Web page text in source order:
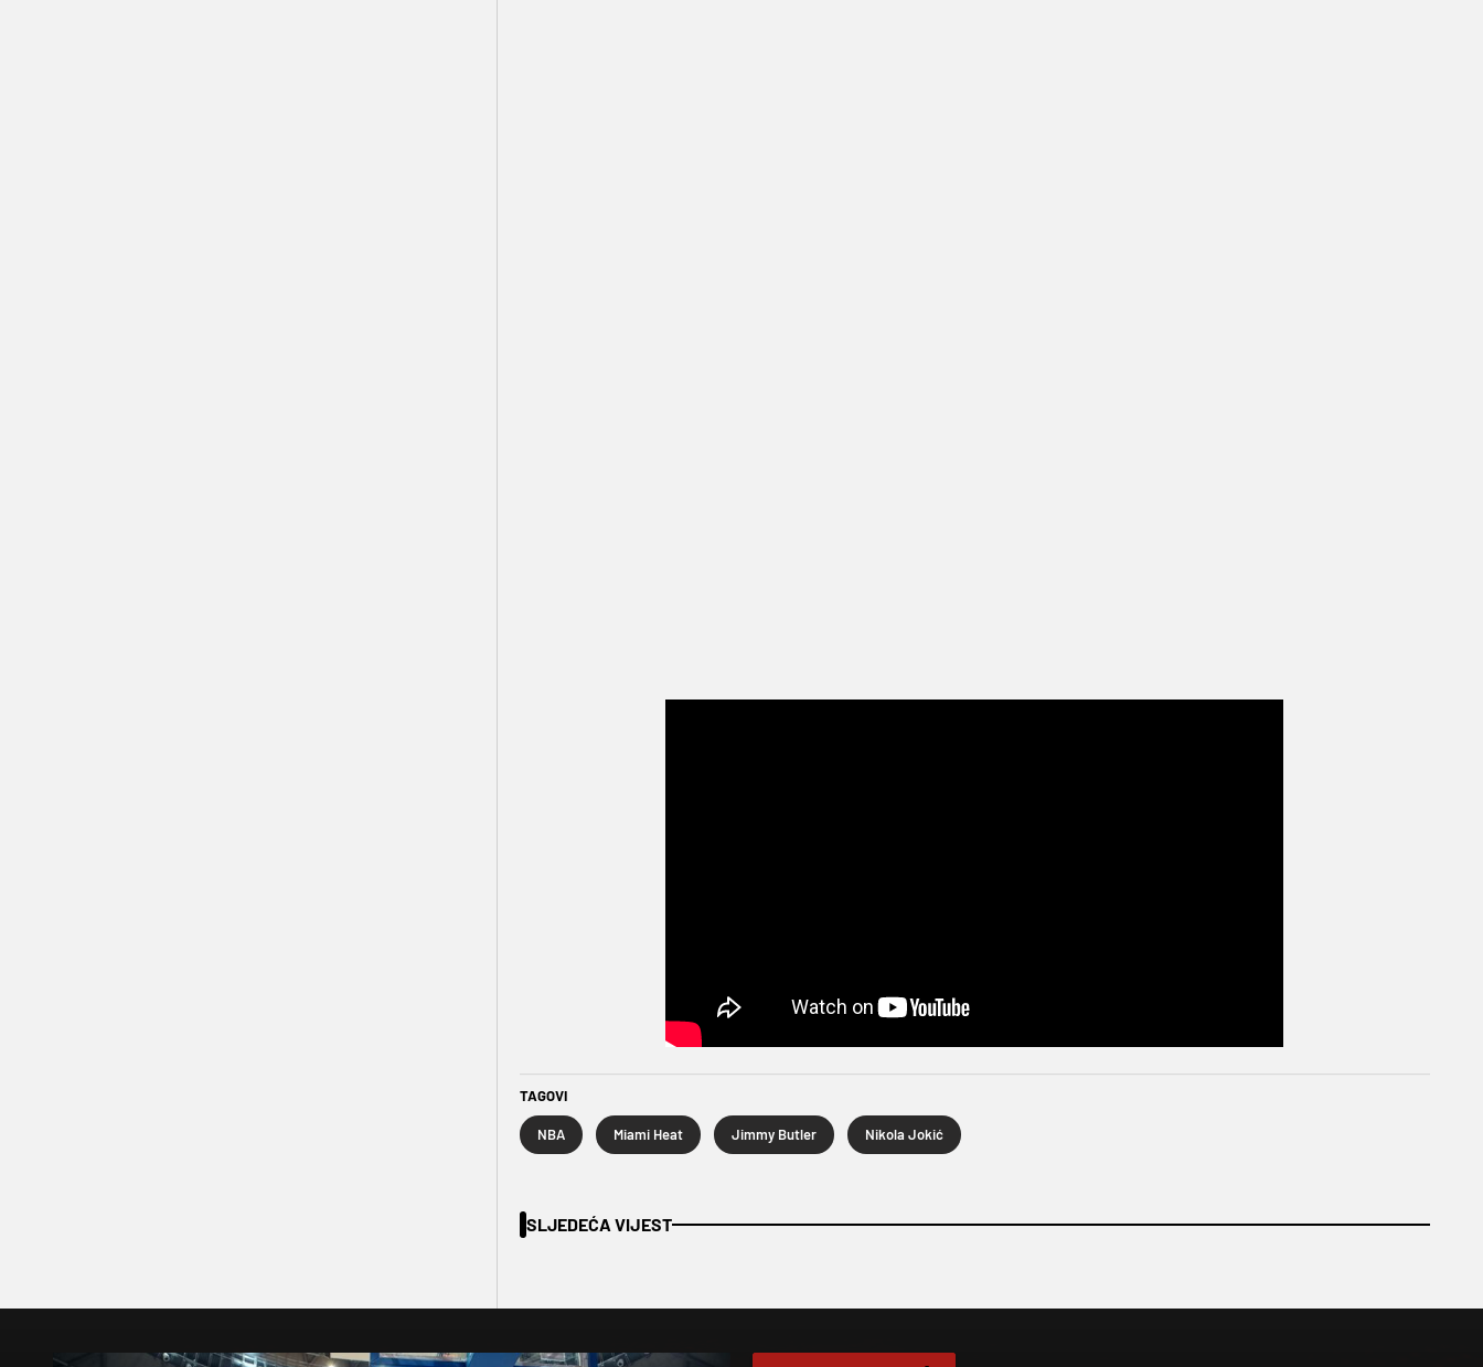
TAGOVI
NBA Miami Heat Jimmy Butler Nikola Jokić
SLJEDEĆA VIJEST